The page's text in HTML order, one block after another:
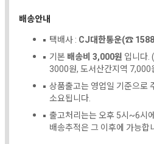
배송안내
택배사 : CJ대한통운(☎
기본 배송비 3,000원 입니다.
3000원, 도서산간지역 7,000
상품출고는 영업일 기준으로
소요됩니다.
출고처리는는 오후 5시~6시
배송추적은 그 이후에 가능합